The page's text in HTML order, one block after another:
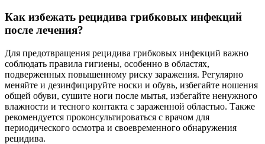
Как избежать рецидива грибковых инфекций
после лечения?
Для предотвращения рецидива грибковых инфекций важно
соблюдать правила гигиены, особенно в областях,
подверженных повышенному риску заражения. Регулярно
меняйте и дезинфицируйте носки и обувь, избегайте ношения
общей обуви, сушите ноги после мытья, избегайте ненужного
влажности и тесного контакта с зараженной областью. Также
рекомендуется проконсультироваться с врачом для
периодического осмотра и своевременного обнаружения
рецидива.